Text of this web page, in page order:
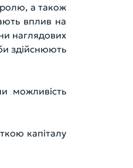
а також
вплив на
наглядових
здійснюють
можливість
капіталу